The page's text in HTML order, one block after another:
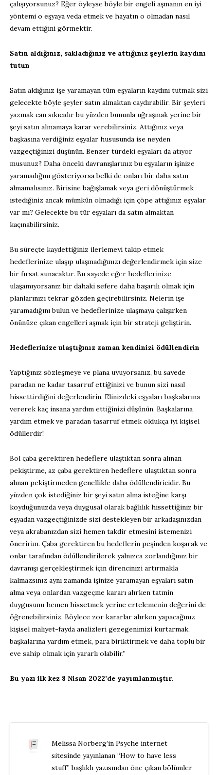
çalışıyorsunuz? Eğer öyleyse böyle bir engeli aşmanın en iyi
yöntemi o eşyaya veda etmek ve hayatın o olmadan nasıl
devam ettiğini görmektir.
Satın aldığınız, sakladığınız ve attığınız şeylerin kaydını
tutun
Satın aldığınız işe yaramayan tüm eşyaların kaydını tutmak sizi
gelecekte böyle şeyler satın almaktan caydırabilir. Bir şeyleri
yazmak can sıkıcıdır bu yüzden bununla uğraşmak yerine bir
şeyi satın almamaya karar verebilirsiniz. Attığınız veya
başkasına verdiğiniz eşyalar hususunda ise neyden
vazgeçtiğinizi düşünün. Benzer türdeki eşyaları da atıyor
musunuz? Daha önceki davranışlarınız bu eşyaların işinize
yaramadığını gösteriyorsa belki de onları bir daha satın
almamalısınız. Birisine bağışlamak veya geri dönüştürmek
istediğiniz ancak mümkün olmadığı için çöpe attığınız eşyalar
var mı? Gelecekte bu tür eşyaları da satın almaktan
kaçınabilirsiniz.
Bu süreçte kaydettiğiniz ilerlemeyi takip etmek
hedeflerinize ulaşıp ulaşmadığınızı değerlendirmek için size
bir fırsat sunacaktır. Bu sayede eğer hedeflerinize
ulaşamıyorsanız bir dahaki sefere daha başarılı olmak için
planlarınızı tekrar gözden geçirebilirsiniz. Nelerin işe
yaramadığını bulun ve hedeflerinize ulaşmaya çalışırken
önünüze çıkan engelleri aşmak için bir strateji geliştirin.
Hedeflerinize ulaştığınız zaman kendinizi ödüllendirin
Yaptığınız sözleşmeye ve plana uyuyorsanız, bu sayede
paradan ne kadar tasarruf ettiğinizi ve bunun sizi nasıl
hissettirdiğini değerlendirin. Elinizdeki eşyaları başkalarına
vererek kaç insana yardım ettiğinizi düşünün. Başkalarına
yardım etmek ve paradan tasarruf etmek oldukça iyi kişisel
ödüllerdir!
Bol çaba gerektiren hedeflere ulaştıktan sonra alınan
pekiştirme, az çaba gerektiren hedeflere ulaştıktan sonra
alınan pekiştirmeden genellikle daha ödüllendiricidir. Bu
yüzden çok istediğiniz bir şeyi satın alma isteğine karşı
koyduğunuzda veya duygusal olarak bağlılık hissettiğiniz bir
eşyadan vazgeçtiğinizde sizi destekleyen bir arkadaşınızdan
veya akrabanızdan sizi hemen takdir etmesini istemenizi
öneririm. Çaba gerektiren bu hedeflerin peşinden koşarak ve
onlar tarafından ödüllendirilerek yalnızca zorlandığınız bir
davranışı gerçekleştirmek için direncinizi artırmakla
kalmazsınız aynı zamanda işinize yaramayan eşyaları satın
alma veya onlardan vazgeçme kararı alırken tatmin
duygusunu hemen hissetmek yerine ertelemenin değerini de
öğrenebilirsiniz. Böylece zor kararlar alırken yapacağınız
kişisel maliyet-fayda analizleri gezegenimizi kurtarmak,
başkalarına yardım etmek, para biriktirmek ve daha toplu bir
eve sahip olmak için yararlı olabilir.”
Bu yazı ilk kez 8 Nisan 2022’de yayımlanmıştır.
Melissa Norberg’in Psyche internet
sitesinde yayınlanan “How to have less
stuff” başlıklı yazısından öne çıkan bölümler